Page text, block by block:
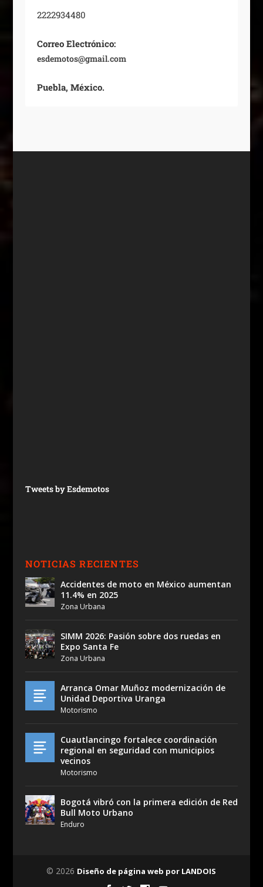
2222934480
Correo Electrónico:
esdemotos@gmail.com
Puebla, México.
Tweets by Esdemotos
NOTICIAS RECIENTES
Accidentes de moto en México aumentan
11.4% en 2025
Zona Urbana
SIMM 2026: Pasión sobre dos ruedas en
Expo Santa Fe
Zona Urbana
Arranca Omar Muñoz modernización de
Unidad Deportiva Uranga
Motorismo
Cuautlancingo fortalece coordinación
regional en seguridad con municipios
vecinos
Motorismo
Bogotá vibró con la primera edición de Red
Bull Moto Urbano
Enduro
© 2026 Diseño de página web por LANDOIS